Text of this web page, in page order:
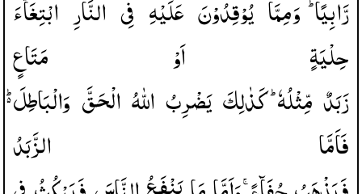
رَّابِیًا ؕ وَمِمَّا یُوْقِدُوْنَ عَلَیْهِ فِی النَّارِ ابْتِغَآءَ
حِلْیَةٍ
اَوْ
مَتَاعٍ
زَبَدٌ مِّثْلُهٗ ؕ كَذٰلِكَ یَضْرِبُ اللّٰهُ الْحَقَّ وَالْبَاطِلَ ؕ۬
فَاَمَّا
الزَّبَدُ